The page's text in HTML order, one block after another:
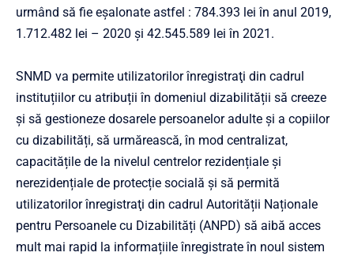
urmând să fie eșalonate astfel : 784.393 lei în anul 2019,
1.712.482 lei – 2020 și 42.545.589 lei în 2021.
SNMD va permite utilizatorilor înregistraţi din cadrul
instituțiilor cu atribuții în domeniul dizabilității să creeze
și să gestioneze dosarele persoanelor adulte și a copiilor
cu dizabilități, să urmărească, în mod centralizat,
capacitățile de la nivelul centrelor rezidențiale și
nerezidențiale de protecție socială și să permită
utilizatorilor înregistraţi din cadrul Autorității Naționale
pentru Persoanele cu Dizabilități (ANPD) să aibă acces
mult mai rapid la informațiile înregistrate în noul sistem